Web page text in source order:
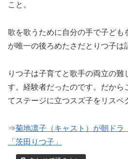
こと。
歌を歌うために自分の手で子ども
が唯一の後ろめたさだとりつ子は
りつ子は子育てと歌手の両立の難
す。経験者だったのです。だから
てステージに立つスズ子をリスペ
⇒菊地凛子（キャスト）が朝ドラ
「茨田りつ子」